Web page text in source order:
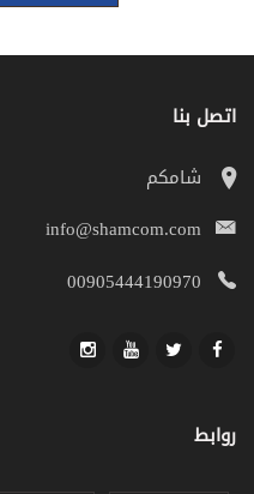
اتصل بنا
شامكم
info@shamcom.com
00905444190970
روابط